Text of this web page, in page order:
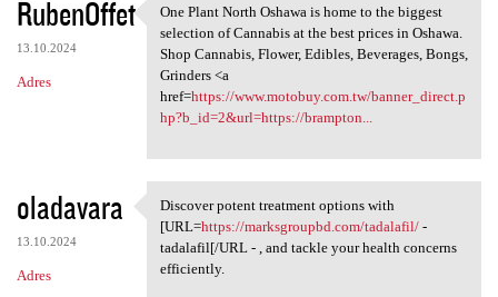
RubenOffet
13.10.2024
Adres
One Plant North Oshawa is
One Plant North Oshawa is home to the biggest
selection of Cannabis at the best prices in Oshawa.
Shop Cannabis, Flower, Edibles, Beverages, Bongs,
Grinders <a
href=https://www.motobuy.com.tw/banner_direct.p
hp?b_id=2&url=https://brampton...
oladavara
13.10.2024
Adres
Discover potent treatment
Discover potent treatment options with
[URL=https://marksgroupbd.com/tadalafil/-
tadalafil[/URL - , and tackle your health concerns
efficiently.